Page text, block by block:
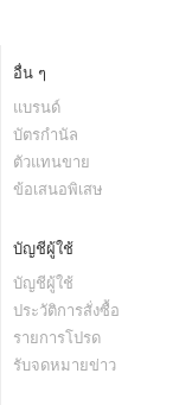
อื่น ๆ
แบรนด์
บัตรกำนัล
ตัวแทนขาย
ข้อเสนอพิเสษ
บัญชีผู้ใช้
บัญชีผู้ใช้
ประวัติการสั่งซื้อ
รายการโปรด
รับจดหมายข่าว